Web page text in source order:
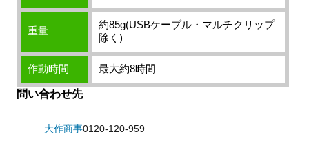
重量
約85g(USBケーブル・マルチクリップ
除く)
作動時間 最大約8時間
問い合わせ先
大作商事0120-120-959